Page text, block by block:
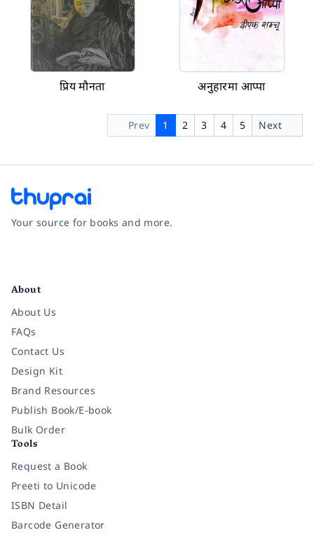
प्रिय मौनता अनुहारमा आप्पा
Prev 1 2 3 4 5 Next
Your source for books and more.
About
About Us
FAQs
Contact Us
Design Kit
Brand Resources
Publish Book/E-book
Bulk Order
Tools
Request a Book
Preeti to Unicode
ISBN Detail
Barcode Generator